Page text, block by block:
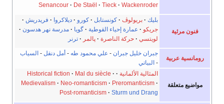
Senancour
De Staël Tieck Wackenroder
فنون مرئية
بليك بريولوڤ كونستابل كورو ديلاكروا
فريدريش
جريكو
عمارة إحياء القوطية گويا
مدرسة نهر هدسون
لويتسي
حركة الناصرة پالمر ترنر
رومانسية عربية
جبران خليل جبران - علي محمود طه -أمل دنقل -السياب
-البياتي
مواضيع متعلقة
المثالية الألمانية Historical fiction
Mal du siècle
Medievalism
Neo-romanticism
Preromanticism
Post-romanticism
Sturm und Drang